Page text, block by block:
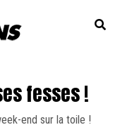
fesses !
end sur la toile !